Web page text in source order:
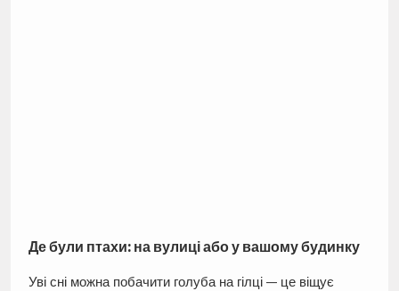
Де були птахи: на вулиці або у вашому будинку
Уві сні можна побачити голуба на гілці — це віщує